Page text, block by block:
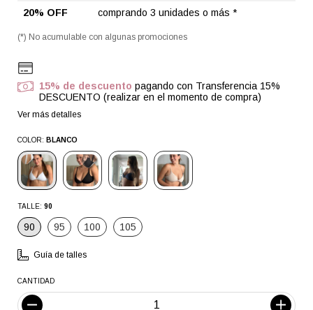
20% OFF
comprando 3 unidades o más *
(*) No acumulable con algunas promociones
15% de descuento pagando con Transferencia 15%
DESCUENTO (realizar en el momento de compra)
Ver más detalles
COLOR: BLANCO
TALLE: 90
90 95 100 105
Guía de talles
CANTIDAD